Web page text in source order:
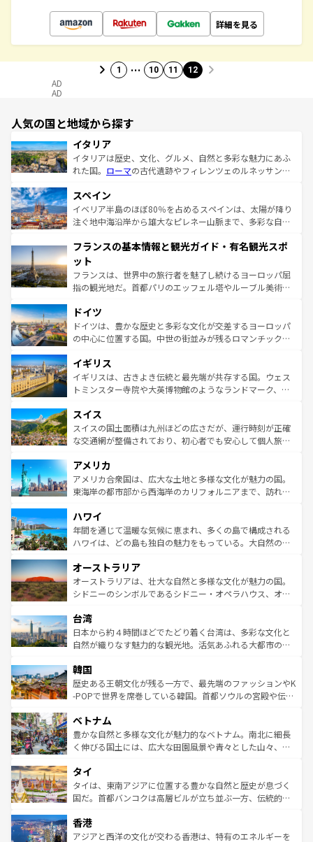
詳細を見る
1 … 10 11 12
AD
AD
人気の国と地域から探す
イタリア
イタリアは歴史、文化、グルメ、自然と多彩な魅力にあふ
れた国。 ローマの古代遺跡やフィレンツェのルネッサンス
ろん、トスカーナの美しい田園風景やアマルフィ海岸の絶
景など、自然景観も見逃せない。観光の合間には、本場の
ピザやパスタなど、絶品のイタリア料理を堪能することも
ませてくれるイタリアで、忘れられない旅をしてみよう！
なお、新着のイタリア情報は
しい。
スペイン
イベリア半島のほぼ80％を占めるスペインは、太陽が降り
注ぐ地中海沿岸から雄大なピレネー山脈まで、多彩な自然
文化が根付くこの国では、情熱的なフラメンコ、熱気あふ
れる闘牛、そして美味しいタパスが生活の一部となってい
る。首都マドリードの洗練された雰囲気や、バルセロナの
アートに溢れた街角から、地方では古代ローマ遺跡や中世
せる。地方によって風土や気候が異なるスペインはその個
性で訪れる人を魅了する。 なお、新着のスペイン情報は コ
ンテンツ一覧を参照してほしい。
フランスの基本情報と観光ガイド・有名観光スポ
ット
フランスは、世界中の旅行者を魅了し続けるヨーロッパ屈
指の観光地だ。首都パリのエッフェル塔やルーブル美術館
で、幅広い魅力が詰まっている。華麗な宮殿、歴史的な大
聖堂、美しいビーチ、そして豊かな自然が、訪れる者を心
から魅了する。また、フランスは美食の国としても知ら
いる。シャンパンの発祥地であるランス、プロヴァンスの
香り高いラベンダー畑など、多彩な楽しみ方が可能だ。さ
らに、パリ以外の地域にも魅力が溢れており、どの街角に
れる地方に足を運ぶとそれぞれで全く異なる文化を体験で
きるだろう。 なお、新着のフランス情報はコンテンツ一覧
を参照してほしい。
ドイツ
ドイツは、豊かな歴史と多彩な文化が交差するヨーロッパ
の中心に位置する国。中世の街並みが残るロマンチック街
顔を持つこの国は、どこを歩いても飽きることがない。ベ
ルリンの文化的活気、バイエルン州のアルプスの絶景、そ
してライン川沿いのワイン畑といった風景は必見。ビール
は、お酒好きな人にはぜひ体験してほしい。 なお、新着の
ドイツ情報はコンテンツ一覧を参照してほしい。
イギリス
イギリスは、古きよき伝統と最先端が共存する国。ウェス
トミンスター寺院や大英博物館のようなランドマーク、歴
リアごとに異なる魅力がある。また、優雅なアフタヌーン
ティー、ビール好きにはたまらない英国パブ、サッカー観
戦など、本場だからこそできる体験も豊富。イギリスを旅
ンツ一覧を参照してほしい。
スイス
スイスの国土面積は九州ほどの広さだが、運行時刻が正確
な交通網が整備されており、初心者でも安心して個人旅行
の建物がそのまま残る町や、スイスならではのユニークな
博物館もあり、アルプス観光だけでなく町歩きも満喫する
ことができる。国民の所得が高いため物価も高いが、旅行
ば市内交通費無料で観光を楽しむこともできる。 なお、新
着のスイス情報はコンテンツ一覧 を参照してほしい。
アメリカ
アメリカ合衆国は、広大な土地と多様な文化が魅力の国。
東海岸の都市部から西海岸のカリフォルニアまで、訪れる
のような巨大都市は、観光、ショッピング、エンターテイ
ンメントが詰まった刺激的なスポットだ。一方、アメリカ
西部には大自然が広がり、グランドキャニオンやイエロー
部のニューオーリンズでは、音楽と美食が融合した独特の
文化が魅力。旅行者はアメリカの各地域で異なる魅力を楽
しみながら、その多様性と豊かな歴史を感じることができ
ならではの贅沢な旅のスタイルだ。 なお、新着のアメリカ
情報はコンテンツ一覧を参照してほしい。
ハワイ
年間を通じて温暖な気候に恵まれ、多くの島で構成される
ハワイは、どの島も独自の魅力をもっている。大自然の神
ワイ島は見逃せない。また、定番の観光地といえばオアフ
島だが、静かな自然を求めるならマウイ島やカウアイ島が
おすすめ。エメラルドグリーンに輝く海をはじめ、豊かな
れるおもてなしの心で訪れる人々を迎えてくれるハワイの
人々、おいしいローカルフードやハワイアンミュージッ
ク、伝統的なフラダンスなど、すべてがハワイの魅力を彩
ワイを、存分に味わってほしい。 なお、新着のハワイ情報
はコンテンツ一覧を参照してほしい。
オーストラリア
オーストラリアは、壮大な自然と多様な文化が魅力の国。
シドニーのシンボルであるシドニー・オペラハウス、オー
リアリーフや大陸中央部にそびえるウルル（エアーズロッ
ク）、タスマニアの美しい原生林やケアンズの熱帯雨林な
ど、見どころがたくさん。また、カフェやワイン、オージ
いる。アクティビティも充実しており、サーフィンやダイ
ビング、ハイキングなど、アウトドア好きにはたまらな
い。オーストラリアの多彩な魅力を存分に味わいつくそ
参照してほしい。
台湾
日本から約４時間ほどでたどり着く台湾は、多彩な文化と
自然が織りなす魅力的な観光地。活気あふれる大都市の台
ン）、静ひつな山岳地帯である台湾東部など、都市の喧騒
と山間の静けさが共存しており、訪れる人に新しい発見と
驚きをもたらしてくれる。また、奥深い台湾の食文化も魅
容にもいいと評判のスイーツなど、バラエティ豊かな料理
が味わえる。 なお、新着の台湾情報は コンテンツ一覧を参
照してほしい。
韓国
歴史ある王朝文化が残る一方で、最先端のファッションやK
-POPで世界を席巻している韓国。首都ソウルの宮殿や伝統
き、地方に足を延ばせば四季折々の自然美を楽しむことが
できる。そして、キムチや焼肉、絶品のストリートフード
まで、さまざまな韓国料理が待っている。夜には、韓国な
リティに包まれながら、韓国の多彩な魅力を心ゆくまで味
わってみてほしい。 なお、新着の韓国情報はコンテンツ一
覧を参照してほしい。
ベトナム
豊かな自然と多様な文化が魅力的なベトナム。南北に細長
く伸びる国土には、広大な田園風景や青々とした山々、世
急速な発展と共に伝統が息づく。ハノイの古い町並みやホ
ーチミン市のフランス統治時代の建物も、独特の雰囲気を
醸し出している。また、バラエティの豊かさとおいしさで
とつ。フォーやバインミー、ベトナムコーヒーなどは、ぜ
ひ現地で味わいたい。どの地域を訪れてもあたたかい人々
タイ
タイは、東南アジアに位置する豊かな自然と歴史が息づく
国だ。首都バンコクは高層ビルが立ち並ぶ一方、伝統的な
の活気が交差している。北部ではチェンマイなどの山岳地
帯で自然と触れ合い、南部ではプーケットやクラビの美し
香港
アジアと西洋の文化が交わる香港は、特有のエネルギーを